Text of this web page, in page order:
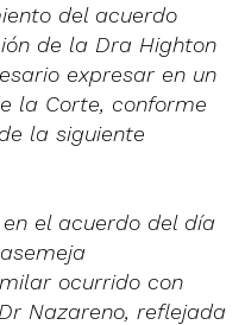
del acuerdo
de la Dra Highton
expresar en un
la Corte, conforme
la siguiente
el acuerdo del día
ocurrido con
Nazareno, reflejada